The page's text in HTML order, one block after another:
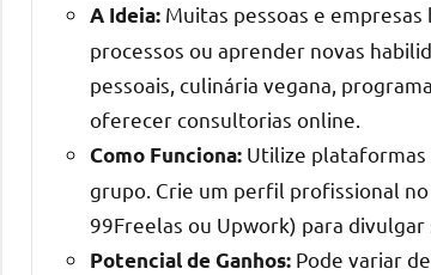
A Ideia: Muitas pessoas e
processos ou aprender novas
pessoais, culinária vegana,
oferecer consultorias online.
Como Funciona: Utilize plataformas
grupo. Crie um perfil profissional
99Freelas ou Upwork) para divulgar
Potencial de Ganhos: Pode variar